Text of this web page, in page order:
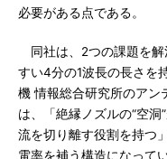
必要がある点である。
同社は、2つの課題を解
すい4分の1波長の長さを
機 情報総合研究所のアン
は、「絶縁ノズルの“空
流を切り離す役割を持つ
電率を補う構造になってい